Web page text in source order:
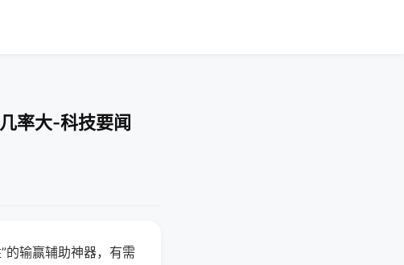
率大-科技要闻
的输赢辅助神器，有需